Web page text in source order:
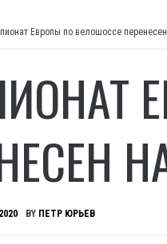
Европы по велошоссе перенесен
BY ПЕТР ЮРЬЕВ